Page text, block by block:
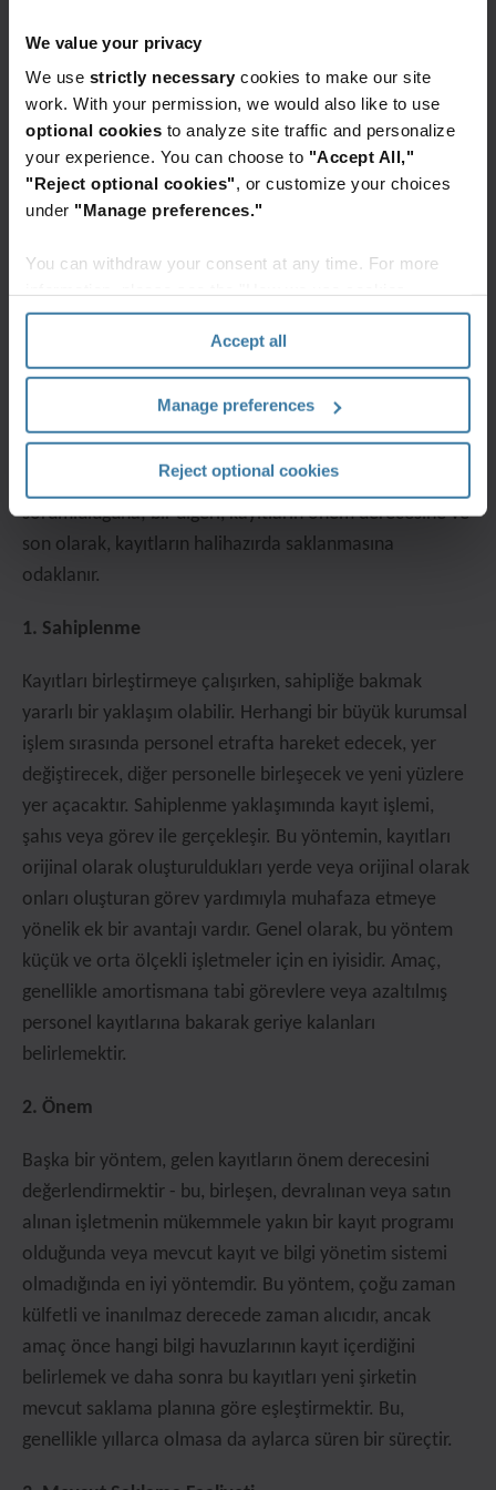
We value your privacy
We use strictly necessary cookies to make our site
work. With your permission, we would also like to use
optional cookies to analyze site traffic and personalize
your experience. You can choose to "Accept All,"
"Reject optional cookies", or customize your choices
under "Manage preferences."
You can withdraw your consent at any time. For more
section" of ourPrivacy Policy.
Accept all
Manage preferences
Reject optional cookies
Kayıtların ve bilgi yönetimi ilkelerinin her zaman mevcut
ve geçerli olmasını sağlayın. Eğer bu sağlanabiliyorsa,
kayıtlarla ilgili olduğu sürece büyük organizasyonel
değişiklikler başarılı olacaktır.
Birleşme, devralma
veya tasfiye
sırasında fiziksel
kayıtlar nasıl
yönetilir?
Herhangi bir büyük kurumsal işlem boyunca kayıt
yönetiminin üç ana yöntemi vardır. Bir yöntem kayıtların
sorumluluğuna; bir diğeri, kayıtların önem derecesine ve
son olarak, kayıtların halihazırda saklanmasına
odaklanır.
1. Sahiplenme
Kayıtları birleştirmeye çalışırken, sahipliğe bakmak
yararlı bir yaklaşım olabilir. Herhangi bir büyük kurumsal
işlem sırasında personel etrafta hareket edecek, yer
değiştirecek, diğer personelle birleşecek ve yeni yüzlere
yer açacaktır. Sahiplenme yaklaşımında kayıt işlemi,
şahıs veya görev ile gerçekleşir. Bu yöntemin, kayıtları
orijinal olarak oluşturuldukları yerde veya orijinal olarak
onları oluşturan görev yardımıyla muhafaza etmeye
yönelik ek bir avantajı vardır. Genel olarak, bu yöntem
küçük ve orta ölçekli işletmeler için en iyisidir. Amaç,
genellikle amortismana tabi görevlere veya azaltılmış
personel kayıtlarına bakarak geriye kalanları
belirlemektir.
2. Önem
Başka bir yöntem, gelen kayıtların önem derecesini
değerlendirmektir - bu, birleşen, devralınan veya satın
alınan işletmenin mükemmele yakın bir kayıt programı
olduğunda veya mevcut kayıt ve bilgi yönetim sistemi
olmadığında en iyi yöntemdir. Bu yöntem, çoğu zaman
külfetli ve inanılmaz derecede zaman alıcıdır, ancak
amaç önce hangi bilgi havuzlarının kayıt içerdiğini
belirlemek ve daha sonra bu kayıtları yeni şirketin
mevcut saklama planına göre eşleştirmektir. Bu,
genellikle yıllarca olmasa da aylarca süren bir süreçtir.